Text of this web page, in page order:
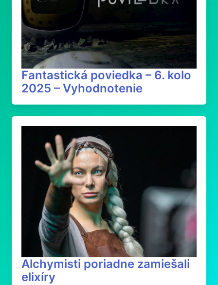
Fantastická poviedka – 6. kolo
2025 – Vyhodnotenie
Alchymisti poriadne zamiešali
elixíry